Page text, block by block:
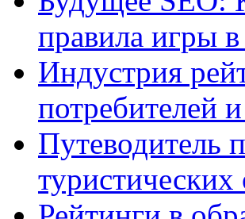
правила игры
Индустрия
потребителей
Путеводитель
туристических